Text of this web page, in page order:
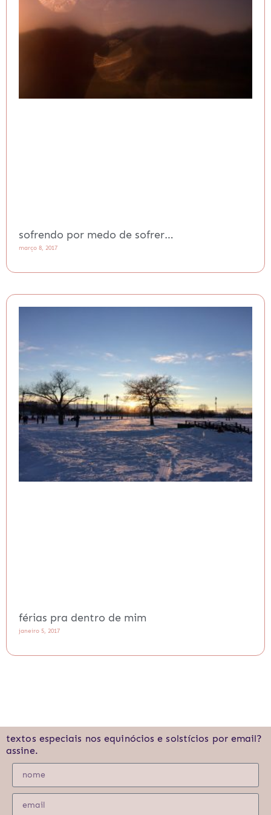
sofrendo por medo de sofrer…
março 8, 2017
férias pra dentro de mim
janeiro 5, 2017
textos especiais nos equinócios e solstícios por email?
assine.